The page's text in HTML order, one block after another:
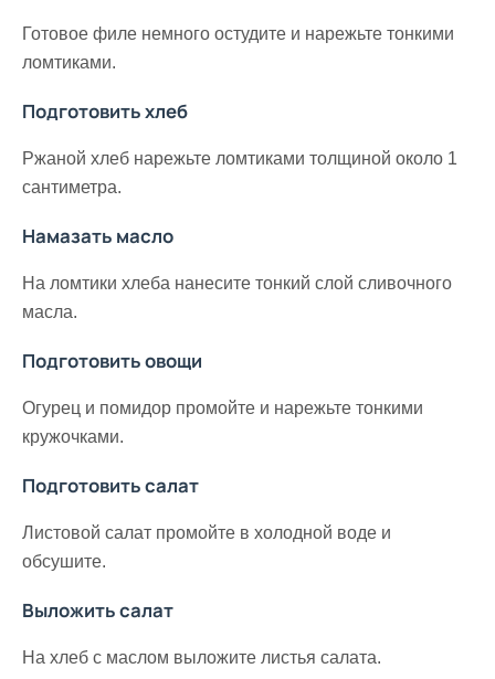
Готовое филе немного остудите и нарежьте тонкими
ломтиками.
Подготовить хлеб
Ржаной хлеб нарежьте ломтиками толщиной около 1
сантиметра.
Намазать масло
На ломтики хлеба нанесите тонкий слой сливочного
масла.
Подготовить овощи
Огурец и помидор промойте и нарежьте тонкими
кружочками.
Подготовить салат
Листовой салат промойте в холодной воде и
обсушите.
Выложить салат
На хлеб с маслом выложите листья салата.